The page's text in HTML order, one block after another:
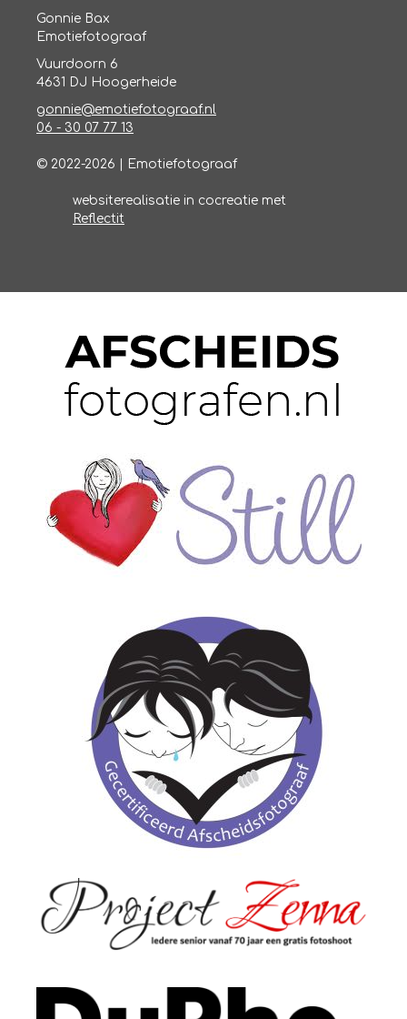
Gonnie Bax
Emotiefotograaf
Vuurdoorn 6
4631 DJ Hoogerheide
gonnie@emotiefotograaf.nl
06 - 30 07 77 13
© 2022-2026 | Emotiefotograaf
websiterealisatie in cocreatie met
Reflectit